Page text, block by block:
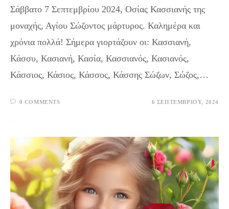
Σάββατο 7 Σεπτεμβρίου 2024, Οσίας Κασσιανής της
μοναχής, Αγίου Σώζοντος μάρτυρος. Καλημέρα και
χρόνια πολλά! Σήμερα γιορτάζουν οι: Κασσιανή,
Κάσσυ, Κασιανή, Κασία, Κασσιανός, Κασιανός,
Κάσσιος, Κάσιος, Κάσσος, Κάσσης Σώζων, Σώζος,…
0 COMMENTS 6 ΣΕΠΤΕΜΒΡΊΟΥ, 2024